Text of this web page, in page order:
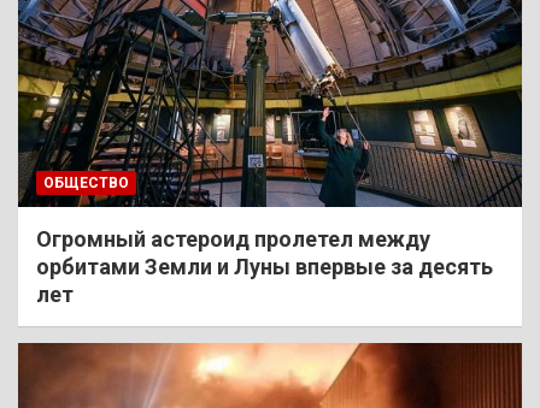
ОБЩЕСТВО
Огромный астероид пролетел между
орбитами Земли и Луны впервые за десять
лет